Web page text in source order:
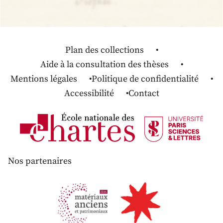
Plan des collections
Aide à la consultation des thèses
Mentions légales
Politique de confidentialité
Accessibilité
Contact
Nos partenaires